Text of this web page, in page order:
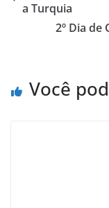
a Turquia
2º Dia de
Você